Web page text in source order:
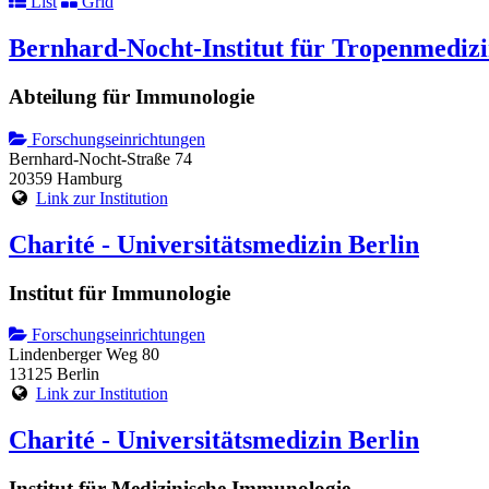
Bernhard-Nocht-Institut für
Abteilung für Immunologie
Forschungseinrichtungen
Bernhard-Nocht-Straße 74
20359 Hamburg
Link zur Institution
Charité - Universitätsmedizin Berlin
Institut für Immunologie
Forschungseinrichtungen
Lindenberger Weg 80
13125 Berlin
Link zur Institution
Charité - Universitätsmedizin Berlin